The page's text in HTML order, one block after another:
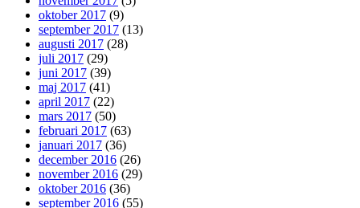
oktober 2017 (9)
september 2017 (13)
augusti 2017 (28)
juli 2017 (29)
juni 2017 (39)
maj 2017 (41)
april 2017 (22)
mars 2017 (50)
februari 2017 (63)
januari 2017 (36)
december 2016 (26)
november 2016 (29)
oktober 2016 (36)
september 2016 (55)